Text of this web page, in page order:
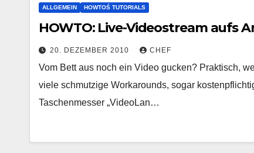
ALLGEMEIN HOWTOŚ TUTORIALS
HOWTO: Live-Videostream aufs
20. DEZEMBER 2010 CHEF
Vom Bett aus noch ein Video gucken? Praktisch,
viele schmutzige Workarounds, sogar
Taschenmesser „VideoLan…